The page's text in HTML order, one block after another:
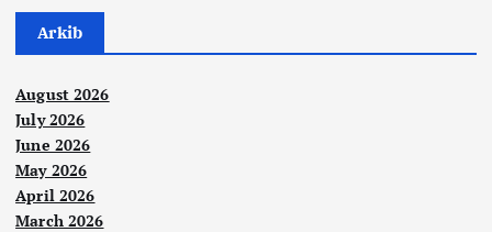
Arkib
August 2026
July 2026
June 2026
May 2026
April 2026
March 2026